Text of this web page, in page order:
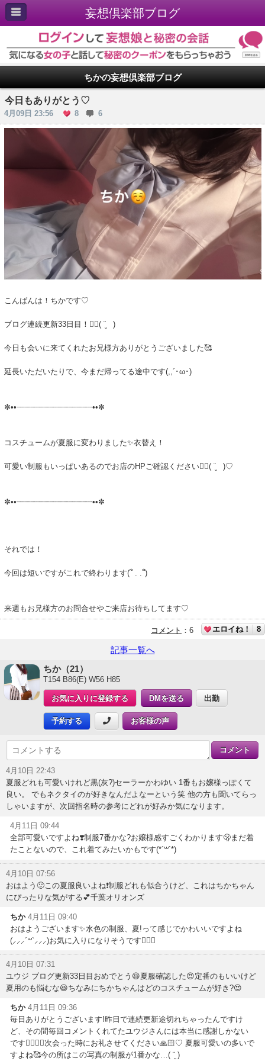
妄想倶楽部ブログ
ちかの妄想倶楽部ブログ
今日もありがとう♡
4月09日 23:56 8 6
こんばんは！ちかです♡
ブログ連続更新33日目！✍🏻( ¨̮ )
今日も会いに来てくれたお兄様方ありがとうございました🥰
延長いただいたりで、今まだ帰ってる途中です(,,´･ω･)
✼••┈┈┈┈┈┈┈┈┈┈┈┈┈┈┈┈••✼
コスチュームが夏服に変わりました✨衣替え！
可愛い制服もいっぱいあるのでお店のHPご確認ください✌🏻( ¨̮ )♡
✼••┈┈┈┈┈┈┈┈┈┈┈┈┈┈┈┈••✼
それでは！
今回は短いですがこれで終わります(՞ . .՞)
来週もお兄様方のお問合せやご来店お待ちしてます♡
コメント ： 6 エロイね！ 8
記事一覧へ
ちか（21）
T154 B86(E) W56 H85
お気に入りに登録する DMを送る 出勤
予約する お客様の声
4月10日 22:43
夏服どれも可愛いけれど黒(灰?)セーラーかわゆい 1番もお嬢様っぽくて
良い。 でもネクタイのが好きなんだよなーという笑 他の方も聞いてらっ
しゃいますが、次回指名時の参考にどれが好みか気になります。
4月11日 09:44
全部可愛いですよね❣️制服7番かな?お嬢様感すごくわかります🫢まだ着
たことないので、これ着てみたいかもです(*´꒳`*)
4月10日 07:56
おはよう🙂この夏服良いよね❗️制服どれも似合うけど、これはちかちゃん
にぴったりな気がする💕千葉オリオンズ
ちか 4月11日 09:40
おはようございます✨水色の制服、夏!って感じでかわいいですよね
(⸝⸝⸝´꒳`⸝⸝⸝)お気に入りになりそうです✌🏻💓
4月10日 07:31
ユウジ ブログ更新33日目おめでとう😆夏服確認した😍定番のもいいけど
夏用のも悩むな😆ちなみにちかちゃんはどのコスチュームが好き?😍
ちか 4月11日 09:36
毎日ありがとうございます!昨日で連続更新途切れちゃったんですけ
ど、その間毎回コメントくれてたユウジさんには本当に感謝しかない
です🙇🏻‍♀️✨次会った時にお礼させてください🙏🏻♡ 夏服可愛いの多いで
すよね🥰今の所はこの写真の制服が1番かな…( ¨̮ )